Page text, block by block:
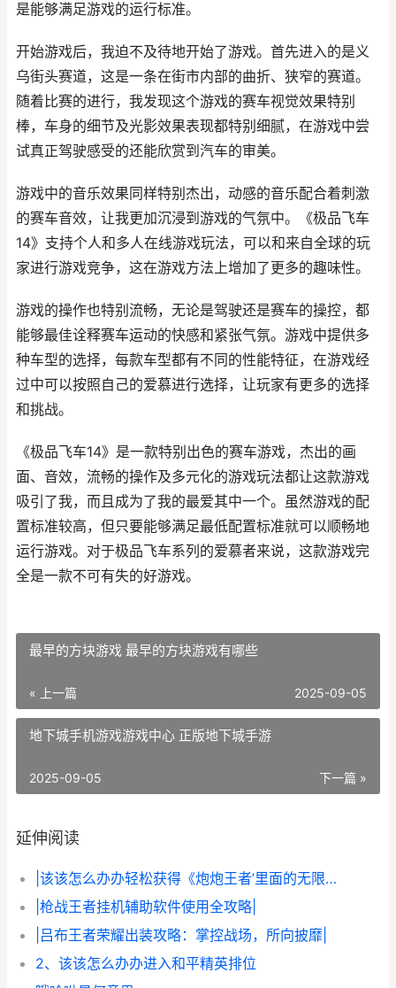
是能够满足游戏的运行标准。
开始游戏后，我迫不及待地开始了游戏。首先进入的是义
乌街头赛道，这是一条在街市内部的曲折、狭窄的赛道。
随着比赛的进行，我发现这个游戏的赛车视觉效果特别
棒，车身的细节及光影效果表现都特别细腻，在游戏中尝
试真正驾驶感受的还能欣赏到汽车的审美。
游戏中的音乐效果同样特别杰出，动感的音乐配合着刺激
的赛车音效，让我更加沉浸到游戏的气氛中。《极品飞车
14》支持个人和多人在线游戏玩法，可以和来自全球的玩
家进行游戏竞争，这在游戏方法上增加了更多的趣味性。
游戏的操作也特别流畅，无论是驾驶还是赛车的操控，都
能够最佳诠释赛车运动的快感和紧张气氛。游戏中提供多
种车型的选择，每款车型都有不同的性能特征，在游戏经
过中可以按照自己的爱慕进行选择，让玩家有更多的选择
和挑战。
《极品飞车14》是一款特别出色的赛车游戏，杰出的画
面、音效，流畅的操作及多元化的游戏玩法都让这款游戏
吸引了我，而且成为了我的最爱其中一个。虽然游戏的配
置标准较高，但只要能够满足最低配置标准就可以顺畅地
运行游戏。对于极品飞车系列的爱慕者来说，这款游戏完
全是一款不可有失的好游戏。
最早的方块游戏 最早的方块游戏有哪些
« 上一篇 2025-09-05
地下城手机游戏游戏中心 正版地下城手游
下一篇 »
2025-09-05
延伸阅读
|该该怎么办办轻松获得《炮炮王者’里面的无限金币和星星|
|枪战王者挂机辅助软件使用全攻略|
|吕布王者荣耀出装攻略：掌控战场，所向披靡|
2、该该怎么办办进入和平精英排位